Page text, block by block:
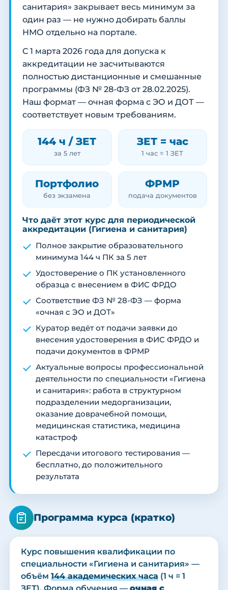
санитария» закрывает весь минимум за
один раз — не нужно добирать баллы
НМО отдельно на портале.
С 1 марта 2026 года для допуска к
аккредитации не засчитываются
полностью дистанционные и смешанные
программы (ФЗ № 28-ФЗ от 28.02.2025).
Наш формат — очная форма с ЭО и ДОТ —
соответствует новым требованиям.
144 ч / ЗЕТ
за 5 лет
ЗЕТ = час
1 час = 1 ЗЕТ
Портфолио
без экзамена
ФРМР
подача документов
Что даёт этот курс для периодической
аккредитации (Гигиена и санитария)
Полное закрытие образовательного
минимума 144 ч ПК за 5 лет
Удостоверение о ПК установленного
образца с внесением в ФИС ФРДО
Соответствие ФЗ № 28-ФЗ — форма
«очная с ЭО и ДОТ»
Куратор ведёт от подачи заявки до
внесения удостоверения в ФИС ФРДО и
подачи документов в ФРМР
Актуальные вопросы профессиональной
деятельности по специальности «Гигиена
и санитария»: работа в структурном
подразделении медорганизации,
оказание доврачебной помощи,
медицинская статистика, медицина
катастроф
Пересдачи итогового тестирования —
бесплатно, до положительного
результата
Программа курса (кратко)
Курс повышения квалификации по
специальности «Гигиена и санитария» —
объём 144 академических часа (1 ч = 1